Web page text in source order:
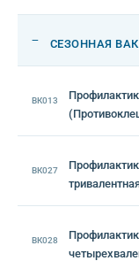
— СЕЗОННАЯ
ВК013
ВК027
ВК028